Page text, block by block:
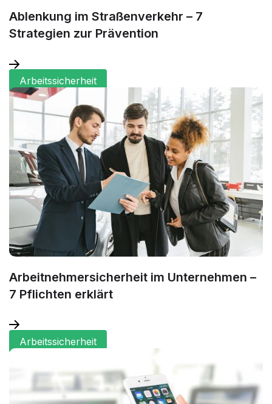
Ablenkung im Straßenverkehr – 7
Strategien zur Prävention
Arbeitssicherheit
Arbeitnehmersicherheit im Unternehmen –
7 Pflichten erklärt
Arbeitssicherheit